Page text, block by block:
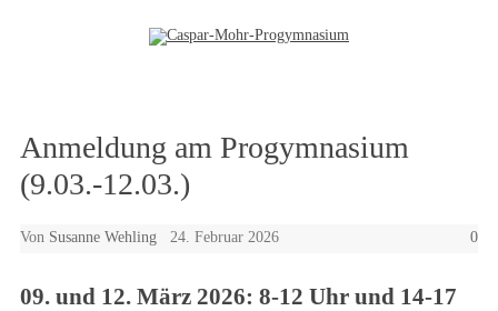
Anmeldung am Progymnasium
(9.03.-12.03.)
Von Susanne Wehling 24. Februar 2026 0
09. und 12. März 2026: 8-12 Uhr und 14-17